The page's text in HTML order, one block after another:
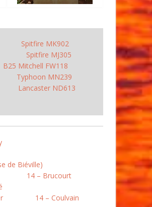
Spitfire MK902
Spitfire MJ305
B25 Mitchell FW118
Typhoon MN239
Lancaster ND613
de Biéville)
14 – Brucourt
14 – Coulvain